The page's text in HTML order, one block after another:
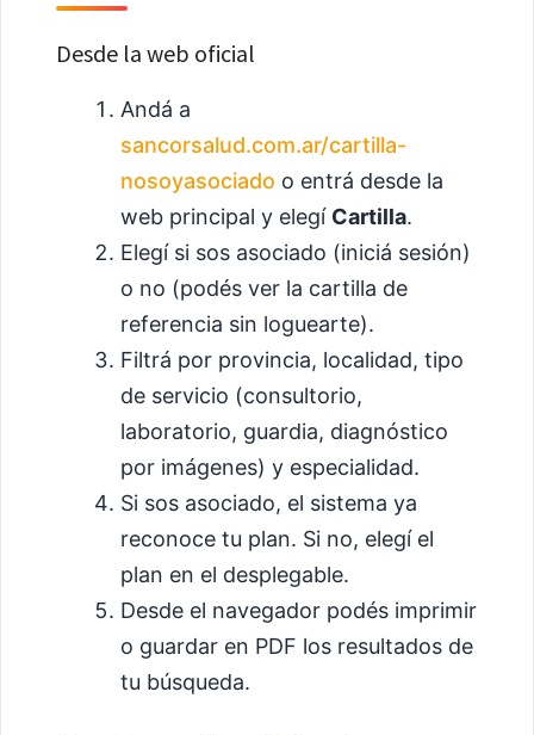
Desde la web oficial
Andá a
sancorsalud.com.ar/cartilla-
nosoyasociado o entrá desde la
web principal y elegí Cartilla.
Elegí si sos asociado (iniciá sesión)
o no (podés ver la cartilla de
referencia sin loguearte).
Filtrá por provincia, localidad, tipo
de servicio (consultorio,
laboratorio, guardia, diagnóstico
por imágenes) y especialidad.
Si sos asociado, el sistema ya
reconoce tu plan. Si no, elegí el
plan en el desplegable.
Desde el navegador podés imprimir
o guardar en PDF los resultados de
tu búsqueda.